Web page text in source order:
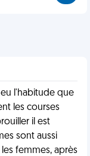
l'habitude que
les courses
il est
sont aussi
femmes, après